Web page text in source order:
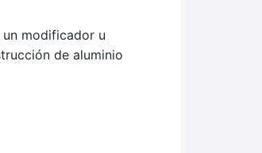
modificador u
de aluminio